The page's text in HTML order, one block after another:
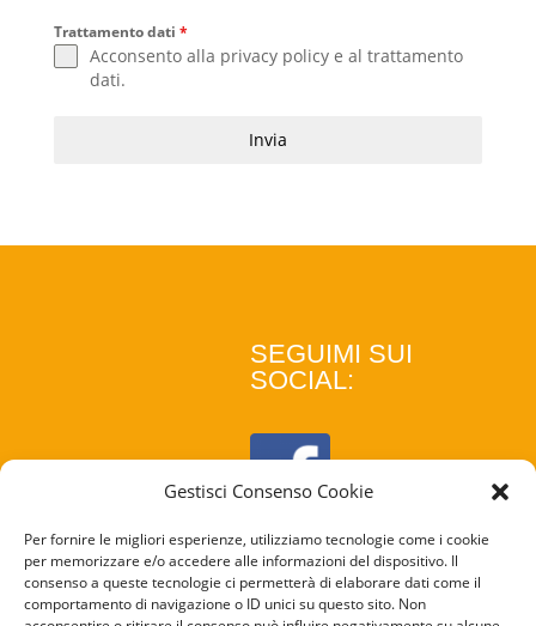
Gestisci Consenso Cookie
Per fornire le migliori esperienze, utilizziamo tecnologie come i cookie
per memorizzare e/o accedere alle informazioni del dispositivo. Il
consenso a queste tecnologie ci permetterà di elaborare dati come il
comportamento di navigazione o ID unici su questo sito. Non
Trattamento dati *
Acconsento alla privacy policye al trattamento
dati.
Invia
SEGUIMI SUI
SOCIAL: